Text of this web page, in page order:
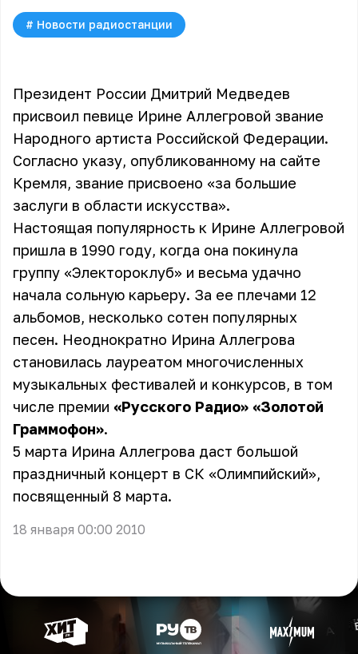
# Новости радиостанции
Президент России Дмитрий Медведев
присвоил певице Ирине Аллегровой звание
Народного артиста Российской Федерации.
Согласно указу, опубликованному на сайте
Кремля, звание присвоено «за большие
заслуги в области искусства».
Настоящая популярность к Ирине Аллегровой
пришла в 1990 году, когда она покинула
группу «Электороклуб» и весьма удачно
начала сольную карьеру. За ее плечами 12
альбомов, несколько сотен популярных
песен. Неоднократно Ирина Аллегрова
становилась лауреатом многочисленных
музыкальных фестивалей и конкурсов, в том
числе премии «Русского Радио» «Золотой
Граммофон».
5 марта Ирина Аллегрова даст большой
праздничный концерт в СК «Олимпийский»,
посвященный 8 марта.
18 января 00:00 2010